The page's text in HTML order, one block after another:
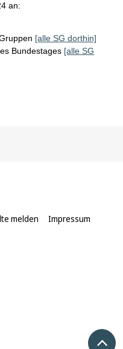
an:
[alle SG dorthin]
Bundestages [alle SG
melden Impressum